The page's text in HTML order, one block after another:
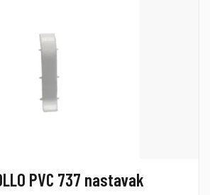
PVC 737 nastavak